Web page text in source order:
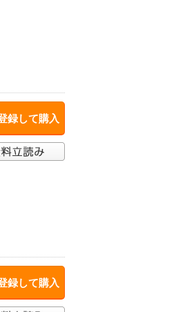
録して購入
録して購入